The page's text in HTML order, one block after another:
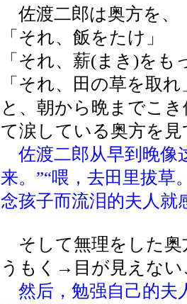
佐渡二郎は奥方を、
「それ、飯をたけ」
「それ、薪(まき)をも
「それ、田の草を取れ
と、朝から晩までこ
て涙している奥方を
佐渡二郎从早到晚像
来。”“喂，去田里拔草
念孩子而流泪的夫人就
そして無理をした奥
うもく→目が見えな
然后，勉强自己的夫